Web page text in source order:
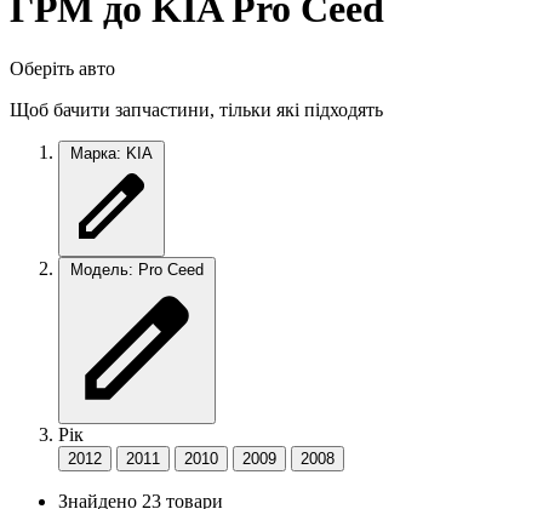
ГРМ до KIA Pro Ceed
Оберіть авто
Щоб бачити запчастини, тільки які підходять
Марка: KIA
Модель: Pro Ceed
Рік
2012 2011 2010 2009 2008
Знайдено 23 товари